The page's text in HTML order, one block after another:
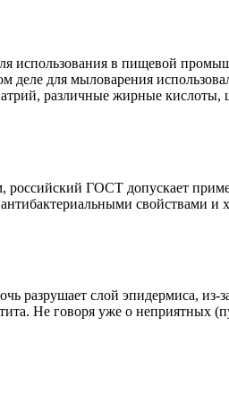
использования в пищевой
для мыловарения
различные жирные кислоты,
российский ГОСТ допускает
свойствами и
разрушает слой эпидермиса, из-
Не говоря уже о неприятных